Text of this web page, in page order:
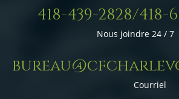
418-439-2828/418-
Nous joindre 24 / 7
Courriel